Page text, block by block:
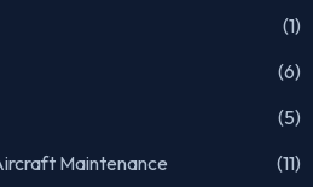
(1)
(6)
(5)
Maintenance
(11)